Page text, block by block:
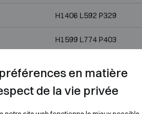
H1406 L592 P329
H1599 L774 P403
H1783 L1170 P393
H1783 L863 P530
en matière
de la vie privée